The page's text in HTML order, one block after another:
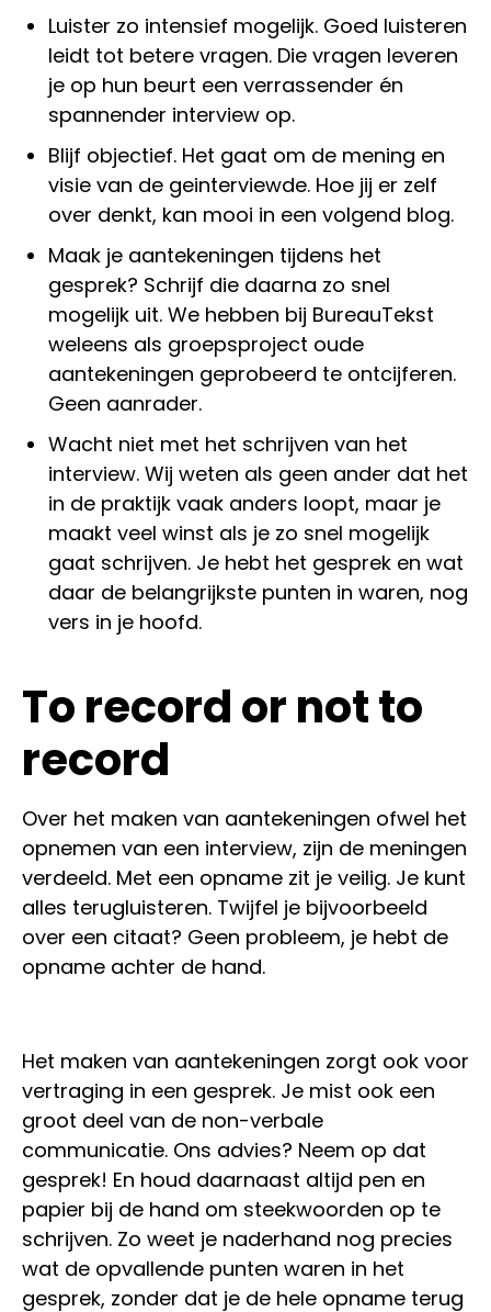
Luister zo intensief mogelijk. Goed luisteren
leidt tot betere vragen. Die vragen leveren
je op hun beurt een verrassender én
spannender interview op.
Blijf objectief. Het gaat om de mening en
visie van de geinterviewde. Hoe jij er zelf
over denkt, kan mooi in een volgend blog.
Maak je aantekeningen tijdens het
gesprek? Schrijf die daarna zo snel
mogelijk uit. We hebben bij BureauTekst
weleens als groepsproject oude
aantekeningen geprobeerd te ontcijferen.
Geen aanrader.
Wacht niet met het schrijven van het
interview. Wij weten als geen ander dat het
in de praktijk vaak anders loopt, maar je
maakt veel winst als je zo snel mogelijk
gaat schrijven. Je hebt het gesprek en wat
daar de belangrijkste punten in waren, nog
vers in je hoofd.
To record or not to
record
Over het maken van aantekeningen ofwel het
opnemen van een interview, zijn de meningen
verdeeld. Met een opname zit je veilig. Je kunt
alles terugluisteren. Twijfel je bijvoorbeeld
over een citaat? Geen probleem, je hebt de
opname achter de hand.
Het maken van aantekeningen zorgt ook voor
vertraging in een gesprek. Je mist ook een
groot deel van de non-verbale
communicatie. Ons advies? Neem op dat
gesprek! En houd daarnaast altijd pen en
papier bij de hand om steekwoorden op te
schrijven. Zo weet je naderhand nog precies
wat de opvallende punten waren in het
gesprek, zonder dat je de hele opname terug